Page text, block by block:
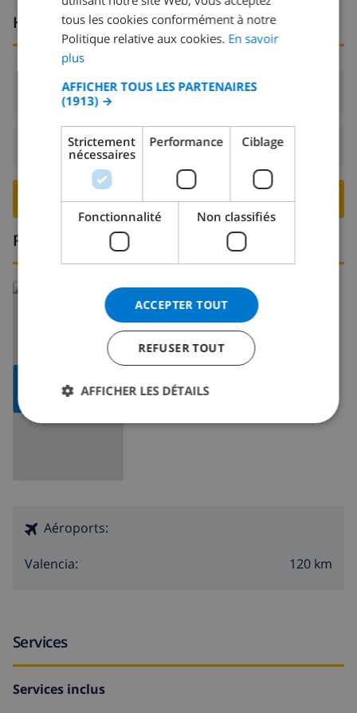
Heures d'arrivée et de départ
Arrivée:De 17:00 avant 20:00
Départ:Avant: 10:00
RESERVER CETTE VILLA ›
Région
CARTE
En savoir plus sur:
Espagne>Costa Blanca >
Aéroports:
Valencia: 120 km
Services
Services inclus
SPANISH
GERMAN
DANISH
tous les cookies conformément à notre
Politique relative aux cookies. En savoir
plus
AFFICHER TOUS LES PARTENAIRES
(1913) →
Strictement
nécessaires
Performance Ciblage
Fonctionnalité Non classifiés
ACCEPTER TOUT
REFUSER TOUT
AFFICHER LES DÉTAILS